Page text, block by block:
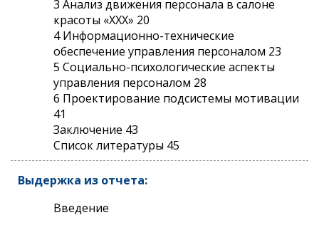
3 Анализ движения персонала в салоне
красоты «ХХХ» 20
4 Информационно-технические
обеспечение управления персоналом 23
5 Социально-психологические аспекты
управления персоналом 28
6 Проектирование подсистемы мотивации
41
Заключение 43
Список литературы 45
Выдержка из отчета:
Введение